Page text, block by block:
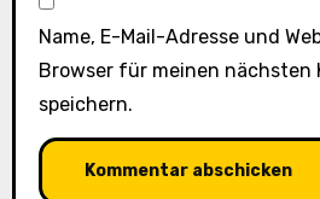
Name, E-Mail-Adresse und
Browser für meinen nächsten
speichern.